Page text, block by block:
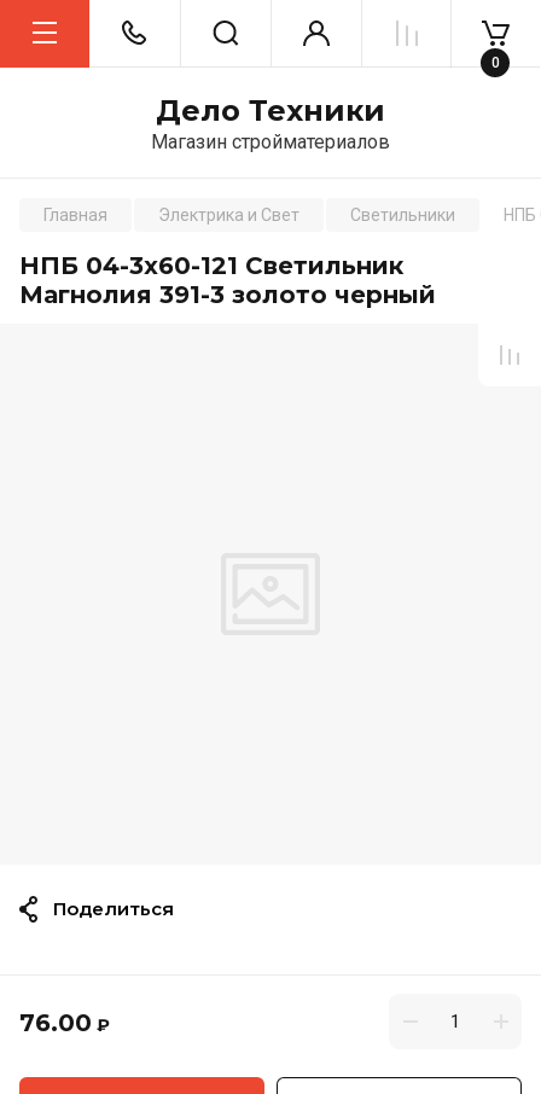
Дело Техники
Магазин стройматериалов
0
Главная Электрика и Свет Светильники НПБ
НПБ 04-3х60-121 Светильник
Магнолия 391-3 золото черный
76.00 ₽
Поделиться